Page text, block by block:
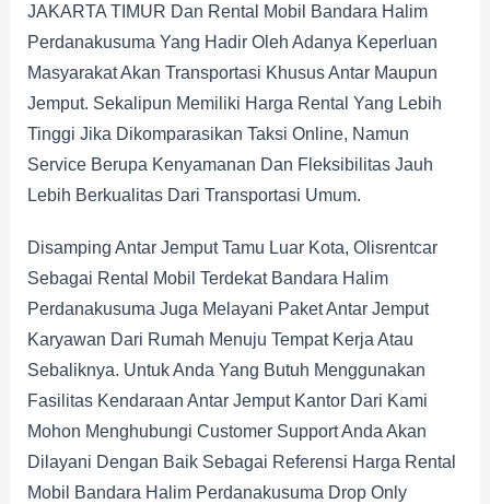
JAKARTA TIMUR Dan Rental Mobil Bandara Halim
Perdanakusuma Yang Hadir Oleh Adanya Keperluan
Masyarakat Akan Transportasi Khusus Antar Maupun
Jemput. Sekalipun Memiliki Harga Rental Yang Lebih
Tinggi Jika Dikomparasikan Taksi Online, Namun
Service Berupa Kenyamanan Dan Fleksibilitas Jauh
Lebih Berkualitas Dari Transportasi Umum.
Disamping Antar Jemput Tamu Luar Kota, Olisrentcar
Sebagai Rental Mobil Terdekat Bandara Halim
Perdanakusuma Juga Melayani Paket Antar Jemput
Karyawan Dari Rumah Menuju Tempat Kerja Atau
Sebaliknya. Untuk Anda Yang Butuh Menggunakan
Fasilitas Kendaraan Antar Jemput Kantor Dari Kami
Mohon Menghubungi Customer Support Anda Akan
Dilayani Dengan Baik Sebagai Referensi Harga Rental
Mobil Bandara Halim Perdanakusuma Drop Only